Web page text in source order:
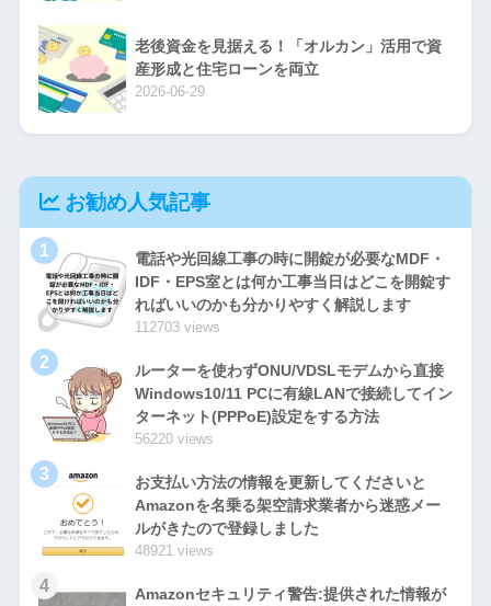
老後資金を見据える！「オルカン」活用で資
産形成と住宅ローンを両立
2026-06-29
お勧め人気記事
1
電話や光回線工事の時に開錠が必要なMDF・
IDF・EPS室とは何か工事当日はどこを開錠す
ればいいのかも分かりやすく解説します
112703 views
2
ルーターを使わずONU/VDSLモデムから直接
Windows10/11 PCに有線LANで接続してイン
ターネット(PPPoE)設定をする方法
56220 views
3
お支払い方法の情報を更新してくださいと
Amazonを名乗る架空請求業者から迷惑メー
ルがきたので登録しました
48921 views
4
Amazonセキュリティ警告:提供された情報が